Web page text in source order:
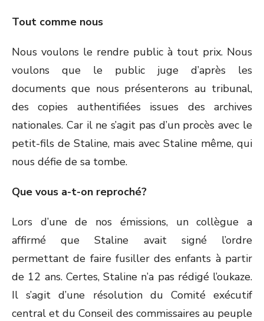
Tout comme nous
Nous voulons le rendre public à tout prix. Nous
voulons que le public juge d’après les
documents que nous présenterons au tribunal,
des copies authentifiées issues des archives
nationales. Car il ne s’agit pas d’un procès avec le
petit-fils de Staline, mais avec Staline même, qui
nous défie de sa tombe.
Que vous a-t-on reproché?
Lors d’une de nos émissions, un collègue a
affirmé que Staline avait signé l’ordre
permettant de faire fusiller des enfants à partir
de 12 ans. Certes, Staline n’a pas rédigé l’oukaze.
Il s’agit d’une résolution du Comité exécutif
central et du Conseil des commissaires au peuple